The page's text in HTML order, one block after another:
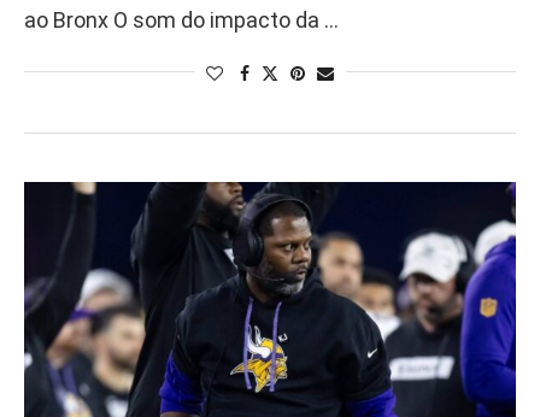
ao Bronx O som do impacto da …